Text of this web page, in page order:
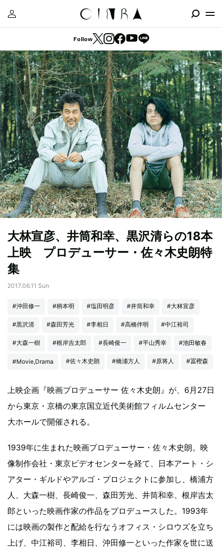
Follow
大林宣彦、井筒和幸、黒沢清らの18本
上映 プロデューサー・佐々木史朗特
集
2017.06.11 Sun
#沖田修一 #柄本明 #塩田明彦 #井筒和幸 #大林宣彦
#黒沢清 #森田芳光 #李相日 #高橋伴明 #中江裕司
#大森一樹 #根岸吉太郎 #長崎俊一 #平山秀幸 #池田敏春
#Movie,Drama #佐々木史朗 #橋浦方人 #原将人 #冨樫森
上映企画『映画プロデューサー 佐々木史朗』が、6月27日
から東京・京橋の東京国立近代美術館フィルムセンター
大ホールで開催される。
1939年に生まれた映画プロデューサー・佐々木史朗。映
像制作会社・東京ビデオセンターを経て、日本アート・シ
アター・ギルドやアルゴ・プロジェクトに参加し、橋浦方
人、大森一樹、長崎俊一、森田芳光、井筒和幸、根岸吉太
郎といった映画作家の作品をプロデュースした。1993年
には映画の製作と配給を行なうオフィス・シロウズを立ち
上げ、中江裕司、李相日、沖田修一といった作家を世に送